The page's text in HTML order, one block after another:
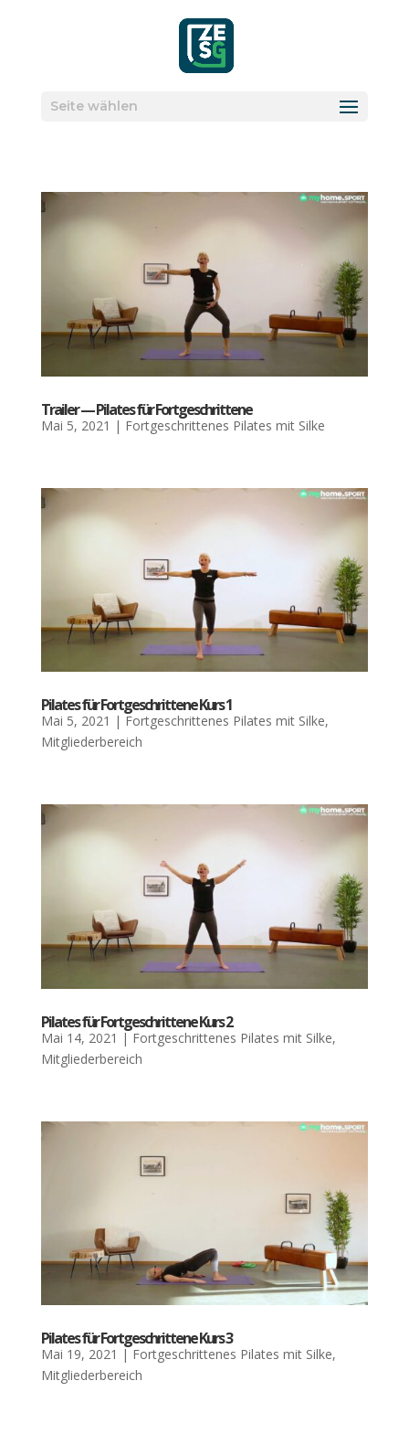
Seite wählen
Trai­ler — Pila­tes für Fort­ge­schrit­te­ne
Mai 5, 2021 | Fortgeschrittenes Pilates mit Silke
Pila­tes für Fort­ge­schrit­te­ne Kurs 1
Mai 5, 2021 | Fortgeschrittenes Pilates mit Silke,
Mitgliederbereich
Pila­tes für Fort­ge­schrit­te­ne Kurs 2
Mai 14, 2021 | Fortgeschrittenes Pilates mit Silke,
Mitgliederbereich
Pila­tes für Fort­ge­schrit­te­ne Kurs 3
Mai 19, 2021 | Fortgeschrittenes Pilates mit Silke,
Mitgliederbereich